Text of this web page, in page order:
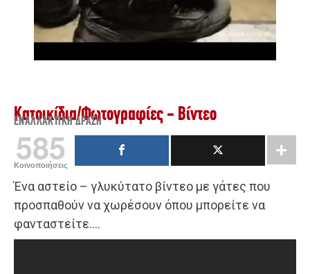
Κατοικίδια/Φωτογραφίες - Βίντεο
ΕΝΑΛΛΑΚΤΙΚΉ ΔΡΆΣΗ
585
Κοινοποιήσεις
Ένα αστείο – γλυκύτατο βίντεο με γάτες που
προσπαθούν να χωρέσουν όπου μπορείτε να
φανταστείτε….